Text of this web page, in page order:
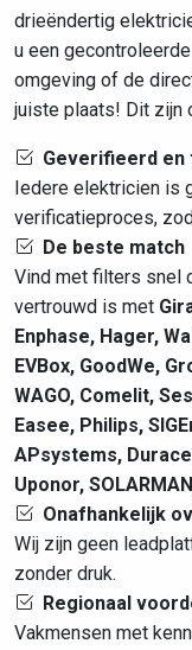
drieëndertig
u een
omgeving of de
juiste plaats! Dit zijn
Geverifieerd en
Iedere elektricien is
verificatieproces,
De beste match
Vind met filters snel
vertrouwd is met
Enphase, Hager,
EVBox, GoodWe,
WAGO, Comelit,
Easee, Philips,
APsystems,
Uponor,
Onafhankelijk
Wij zijn geen
zonder druk.
Regionaal
Vakmensen met